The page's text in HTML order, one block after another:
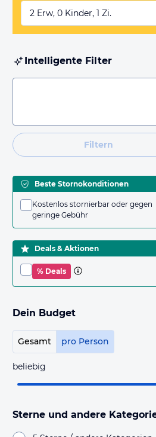
2 Erw, 0 Kinder, 1 Zi.
Intelligente Filter
Filtern
Beste Stornokonditionen
Kostenlos stornierbar oder gegen
geringe Gebühr
Deals & Aktionen
% Deals
Dein Budget
Gesamt pro Person
beliebig
Sterne und andere